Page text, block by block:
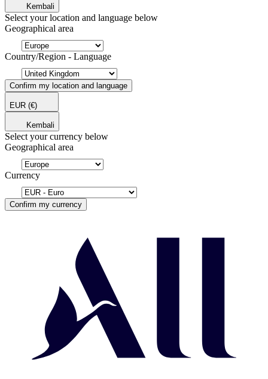
Kembali
Select your location and language below
Geographical area
Country/Region - Language
Confirm my location and language
EUR (€)
Kembali
Select your currency below
Geographical area
Currency
Confirm my currency